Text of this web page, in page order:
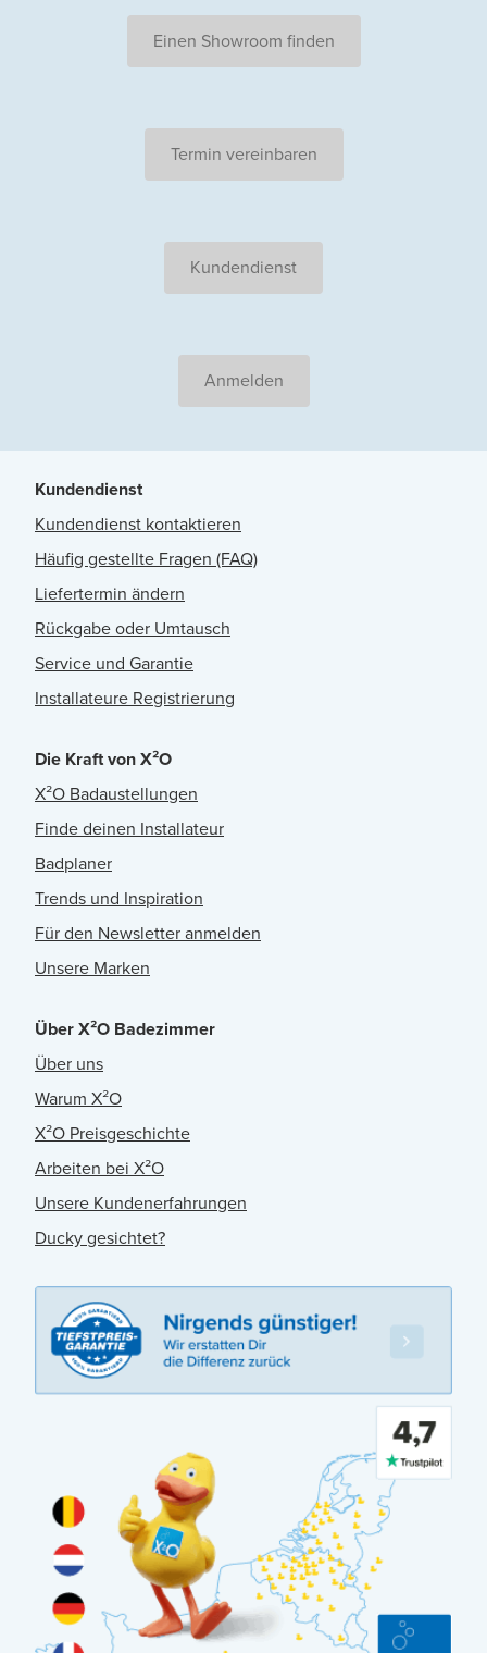
Einen Showroom finden
Termin vereinbaren
Kundendienst
Anmelden
Kundendienst
Kundendienst kontaktieren
Häufig gestellte Fragen (FAQ)
Liefertermin ändern
Rückgabe oder Umtausch
Service und Garantie
Installateure Registrierung
Die Kraft von X²O
X²O Badaustellungen
Finde deinen Installateur
Badplaner
Trends und Inspiration
Für den Newsletter anmelden
Unsere Marken
Über X²O Badezimmer
Über uns
Warum X²O
X²O Preisgeschichte
Arbeiten bei X²O
Unsere Kundenerfahrungen
Ducky gesichtet?